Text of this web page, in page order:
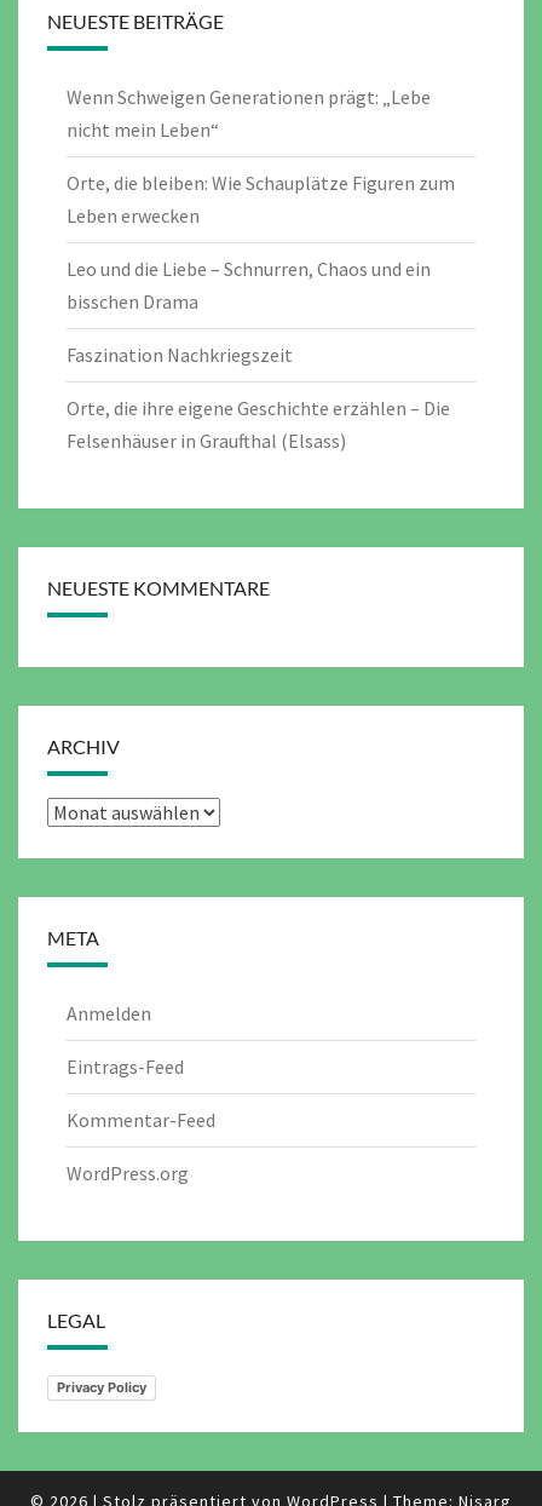
NEUESTE BEITRÄGE
Wenn Schweigen Generationen prägt: „Lebe
nicht mein Leben“
Orte, die bleiben: Wie Schauplätze Figuren zum
Leben erwecken
Leo und die Liebe – Schnurren, Chaos und ein
bisschen Drama
Faszination Nachkriegszeit
Orte, die ihre eigene Geschichte erzählen – Die
Felsenhäuser in Graufthal (Elsass)
NEUESTE KOMMENTARE
ARCHIV
Archiv
META
Anmelden
Eintrags-Feed
Kommentar-Feed
WordPress.org
LEGAL
Privacy Policy
© 2026 | Stolz präsentiert von WordPress | Theme: Nisarg